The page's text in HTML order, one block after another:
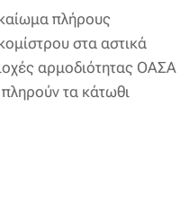
πλήρους
στα αστικά
αρμοδιότητας ΟΑΣΑ
τα κάτωθι